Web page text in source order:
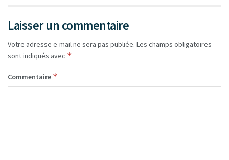
Laisser un commentaire
Votre adresse e-mail ne sera pas publiée. Les champs obligatoires
sont indiqués avec *
Commentaire *